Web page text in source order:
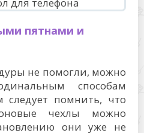
пятнами и
не помогли, можно
способам
помнить, что
чехлы можно
они уже не